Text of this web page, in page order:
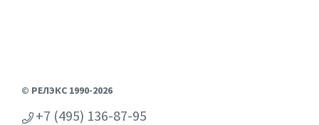
© РЕЛЭКС 1990-2026
+7 (495) 136-87-95